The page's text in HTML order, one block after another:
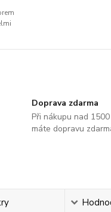
Doprava zdarma
Při nákupu nad 1500
máte dopravu